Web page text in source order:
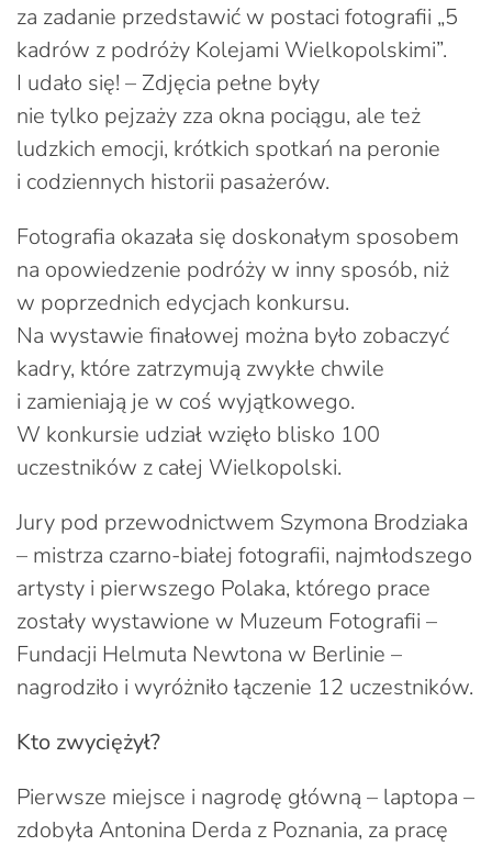
za zadanie przedstawić w postaci fotografii „5
kadrów z podróży Kolejami Wielkopolskimi”.
I udało się! – Zdjęcia pełne były
nie tylko pejzaży zza okna pociągu, ale też
ludzkich emocji, krótkich spotkań na peronie
i codziennych historii pasażerów.
Fotografia okazała się doskonałym sposobem
na opowiedzenie podróży w inny sposób, niż
w poprzednich edycjach konkursu.
Na wystawie finałowej można było zobaczyć
kadry, które zatrzymują zwykłe chwile
i zamieniają je w coś wyjątkowego.
W konkursie udział wzięło blisko 100
uczestników z całej Wielkopolski.
Jury pod przewodnictwem Szymona Brodziaka
– mistrza czarno-białej fotografii, najmłodszego
artysty i pierwszego Polaka, którego prace
zostały wystawione w Muzeum Fotografii –
Fundacji Helmuta Newtona w Berlinie –
nagrodziło i wyróżniło łączenie 12 uczestników.
Kto zwyciężył?
Pierwsze miejsce i nagrodę główną – laptopa –
zdobyła Antonina Derda z Poznania, za pracę